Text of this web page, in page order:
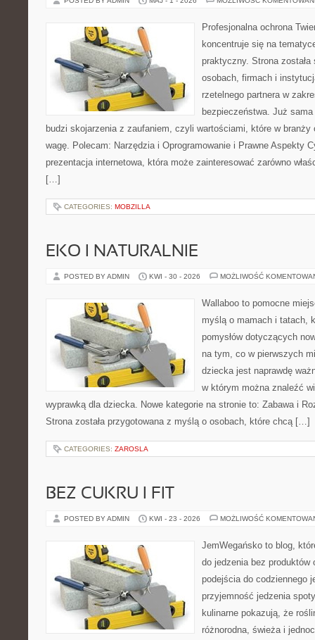
Profesjonalna ochrona
koncentruje się na
praktyczny. Strona
osobach, firmach i
rzetelnego partnera w
bezpieczeństwa. Już
budzi skojarzenia z zaufaniem, czyli wartościami, które w branży
wagę. Polecam: Narzędzia i Oprogramowanie i Prawne Aspekty
prezentacja internetowa, która może zainteresować zarówno
[…]
CATEGORIES: MOBZILLA
EKO I NATURALNIE
POSTED BY ADMIN KWI - 30 - 2026 MOŻLIWOŚĆ
Wallaboo to pomocne
myślą o mamach i tatach,
pomysłów dotyczących
na tym, co w pierwszych
dziecka jest naprawdę
w którym można znaleźć
wyprawką dla dziecka. Nowe kategorie na stronie to: Zabawa i
Strona została przygotowana z myślą o osobach, które chcą […]
CATEGORIES: ZAROSLA
BEZ CUKRU I FIT
POSTED BY ADMIN KWI - 23 - 2026 MOŻLIWOŚĆ
JemWegańsko to blog,
do jedzenia bez produktów
podejścia do codziennego
przyjemność jedzenia
kulinarne pokazują, że
różnorodna, świeża i